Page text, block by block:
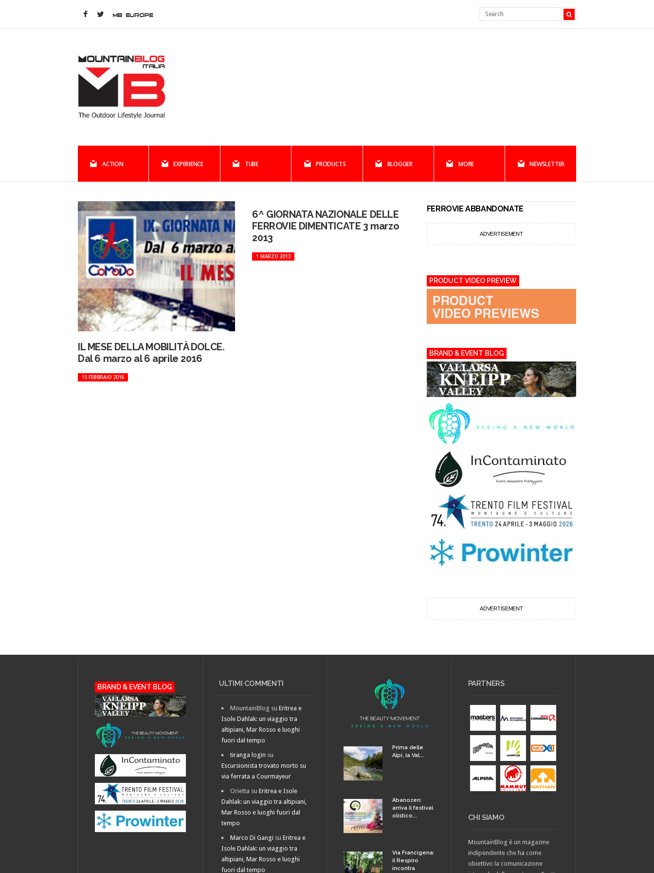
MB EUROPE
ACTION EXPERIENCE TUBE PRODUCTS BLOGGER MORE NEWSLETTER
IL MESE DELLA MOBILITÀ DOLCE.
Dal 6 marzo al 6 aprile 2016
15 FEBBRAIO 2016
6^ GIORNATA NAZIONALE DELLE
FERROVIE DIMENTICATE 3 marzo
2013
1 MARZO 2013
FERROVIE ABBANDONATE
ADVERTISEMENT
PRODUCT VIDEO PREVIEW
BRAND & EVENT BLOG
ADVERTISEMENT
BRAND & EVENT BLOG ULTIMI COMMENTI
MountainBlog suEritrea e
Isole Dahlak: un viaggio tra
altipiani, Mar Rosso e luoghi
fuori dal tempo
tiranga login su
Escursionista trovato morto su
via ferrata a Courmayeur
Orietta suEritrea e Isole
Dahlak: un viaggio tra altipiani,
Mar Rosso e luoghi fuori dal
tempo
Marco Di Gangi suEritrea e
Isole Dahlak: un viaggio tra
altipiani, Mar Rosso e luoghi
fuori dal tempo
Prima delle
Alpi, la Val...
Abanozen:
arriva il festival
olistico...
Via Francigena:
il Respiro
incontra
PARTNERS
CHI SIAMO
MountainBlog è un magazine
indipendente che ha come
obiettivo la comunicazione